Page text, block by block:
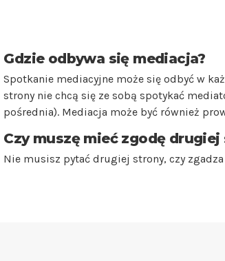
Gdzie odbywa się mediacja?
Spotkanie mediacyjne może się odbyć w
strony nie chcą się ze sobą spotykać
pośrednia). Mediacja może być również
Czy muszę mieć zgodę
Nie musisz pytać drugiej strony, czy